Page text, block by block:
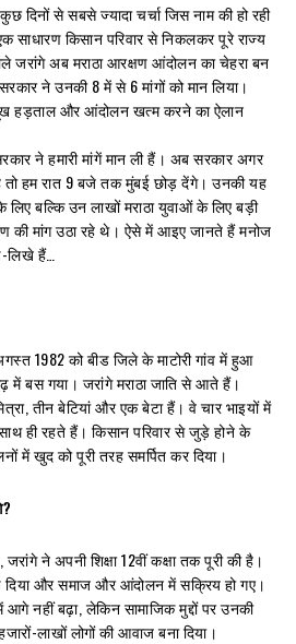
दिनों से सबसे ज्यादा चर्चा जिस नाम की हो रही
साधारण किसान परिवार से निकलकर पूरे राज्य
जरांगे अब मराठा आरक्षण आंदोलन का चेहरा बन
ने उनकी 8 में से 6 मांगों को मान लिया।
हड़ताल और आंदोलन खत्म करने का ऐलान
ने हमारी मांगें मान ली हैं। अब सरकार अगर
हम रात 9 बजे तक मुंबई छोड़ देंगे। उनकी यह
लिए बल्कि उन लाखों मराठा युवाओं के लिए बड़ी
की मांग उठा रहे थे। ऐसे में आइए जानते हैं मनोज
हैं…
1982 को बीड जिले के माटोरी गांव में हुआ
में बस गया। जरांगे मराठा जाति से आते हैं।
तीन बेटियां और एक बेटा हैं। वे चार भाइयों में
ही रहते हैं। किसान परिवार से जुड़े होने के
में खुद को पूरी तरह समर्पित कर दिया।
ने अपनी शिक्षा 12वीं कक्षा तक पूरी की है।
और समाज और आंदोलन में सक्रिय हो गए।
आगे नहीं बढ़ा, लेकिन सामाजिक मुद्दों पर उनकी
लाखों लोगों की आवाज बना दिया।